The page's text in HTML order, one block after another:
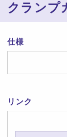
クランプ
仕様
リンク